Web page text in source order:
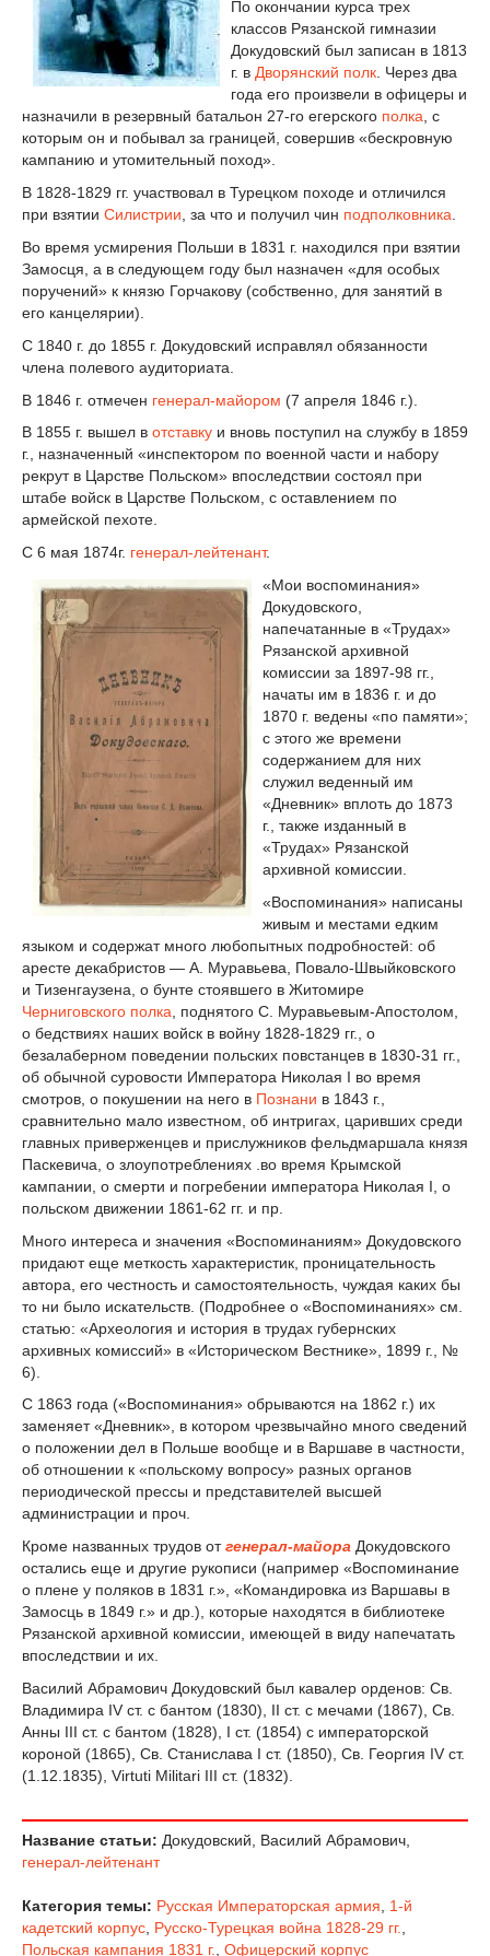
По окончании курса трех
классов Рязанской гимназии
Докудовский был записан в 1813
г. в Дворянский полк. Через два
года его произвели в офицеры и
назначили в резервный батальон 27-го егерского полка, с
которым он и побывал за границей, совершив «бескровную
кампанию и утомительный поход».
В 1828-1829 гг. участвовал в Турецком походе и отличился
при взятии Силистрии , за что и получил чин подполковника
Во время усмирения Польши в 1831 г. находился при взятии
Замосця, а в следующем году был назначен «для особых
поручений» к князю Горчакову (собственно, для занятий в
его канцелярии).
С 1840 г. до 1855 г. Докудовский исправлял обязанности
члена полевого аудиториата.
В 1846 г. отмечен генерал-майором (7 апреля 1846 г.).
В 1855 г. вышел в отставку и вновь поступил на службу в 1859
г., назначенный «инспектором по военной части и набору
рекрут в Царстве Польском» впоследствии состоял при
штабе войск в Царстве Польском, с оставлением по
армейской пехоте.
С 6 мая 1874г. генерал-лейтенант.
«Мои воспоминания»
Докудовского,
напечатанные в «Трудах»
Рязанской архивной
комиссии за 1897-98 гг.,
начаты им в 1836 г. и до
1870 г. ведены «по памяти»;
с этого же времени
содержанием для них
служил веденный им
«Дневник» вплоть до 1873
г., также изданный в
«Трудах» Рязанской
архивной комиссии.
«Воспоминания» написаны
живым и местами едким
языком и содержат много любопытных подробностей: об
аресте декабристов — А. Муравьева, Повало-Швыйковского
и Тизенгаузена, о бунте стоявшего в Житомире
Черниговского полка , поднятого С. Муравьевым-Апостолом,
о бедствиях наших войск в войну 1828-1829 гг., о
безалаберном поведении польских повстанцев в 1830-31 гг.,
об обычной суровости Императора Николая I во время
смотров, о покушении на него в Познани в 1843 г.,
сравнительно мало известном, об интригах, царивших среди
главных приверженцев и прислужников фельдмаршала князя
Паскевича, о злоупотреблениях .во время Крымской
кампании, о смерти и погребении императора Николая I, о
польском движении 1861-62 гг. и пр.
Много интереса и значения «Воспоминаниям» Докудовского
придают еще меткость характеристик, проницательность
автора, его честность и самостоятельность, чуждая каких бы
то ни было искательств. (Подробнее о «Воспоминаниях» см.
статью: «Археология и история в трудах губернских
архивных комиссий» в «Историческом Вестнике», 1899 г., №
6).
С 1863 года («Воспоминания» обрываются на 1862 г.) их
заменяет «Дневник», в котором чрезвычайно много сведений
о положении дел в Польше вообще и в Варшаве в частности,
об отношении к «польскому вопросу» разных органов
периодической прессы и представителей высшей
администрации и проч.
Кроме названных трудов отгенерал-майора Докудовского
остались еще и другие рукописи (например «Воспоминание
о плене у поляков в 1831 г.», «Командировка из Варшавы в
Замосць в 1849 г.» и др.), которые находятся в библиотеке
Рязанской архивной комиссии, имеющей в виду напечатать
впоследствии и их.
Василий Абрамович Докудовский был кавалер орденов: Св.
Владимира IV ст. с бантом (1830), II ст. с мечами (1867), Св.
Анны III ст. с бантом (1828), I ст. (1854) с императорской
короной (1865), Св. Станислава I ст. (1850), Св. Георгия IV ст.
(1.12.1835), Virtuti Militari III ст. (1832).
Название статьи: Докудовский, Василий Абрамович,
генерал-лейтенант
Категория темы: Русская Императорская армия
1-й
кадетский корпус Русско-Турецкая война 1828-29 гг.
Польская кампания 1831 г.
Офицерский корпус